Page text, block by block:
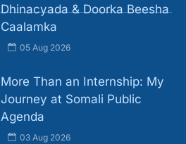
Dhinacyada & Doorka Beesha
Caalamka
05 Aug 2026
More Than an Internship: My
Journey at Somali Public
Agenda
03 Aug 2026